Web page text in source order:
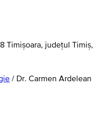
Timișoara, județul Timiș,
/ Dr. Carmen Ardelean